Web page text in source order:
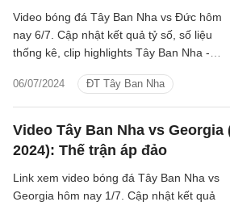
06/07/2024 ĐT Tây Ban Nha
Video bóng đá Tây Ban Nha vs Đức hôm
nay 6/7. Cập nhật kết quả tỷ số, số liệu
thống kê, clip highlights Tây Ban Nha -
Video Tây Ban Nha vs Georgia
2024): Thế trận áp đảo
Link xem video bóng đá Tây Ban Nha vs
Georgia hôm nay 1/7. Cập nhật kết quả